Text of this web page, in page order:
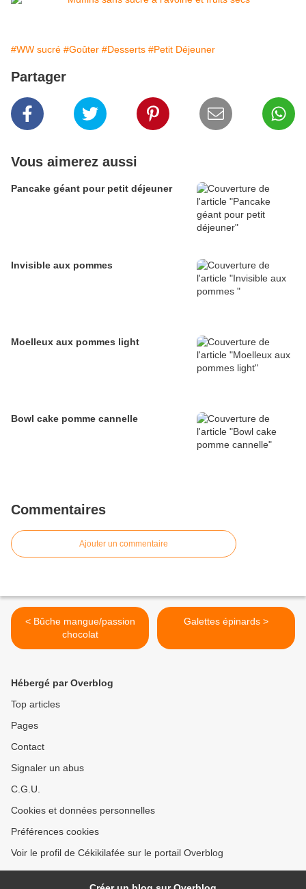
#WW sucré #Goûter #Desserts #Petit Déjeuner
Partager
Vous aimerez aussi
Pancake géant pour petit déjeuner
Invisible aux pommes
Moelleux aux pommes light
Bowl cake pomme cannelle
Commentaires
Ajouter un commentaire
< Bûche mangue/passion
chocolat
Galettes épinards >
Hébergé par Overblog
Top articles
Pages
Contact
Signaler un abus
C.G.U.
Cookies et données personnelles
Préférences cookies
Voir le profil de Cékikilafée sur le portail Overblog